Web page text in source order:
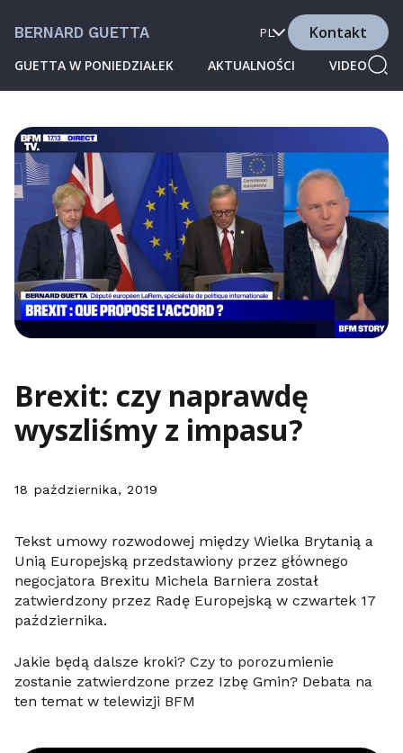
BERNARD GUETTA
GUETTA W PONIEDZIAŁEK AKTUALNOŚCI VIDEO
PL Kontakt
Brexit: czy naprawdę
wyszliśmy z impasu?
18 października, 2019
Tekst umowy rozwodowej między Wielka Brytanią a
Unią Europejską przedstawiony przez głównego
negocjatora Brexitu Michela Barniera został
zatwierdzony przez Radę Europejską w czwartek 17
października.
Jakie będą dalsze kroki? Czy to porozumienie
zostanie zatwierdzone przez Izbę Gmin? Debata na
ten temat w telewizji BFM